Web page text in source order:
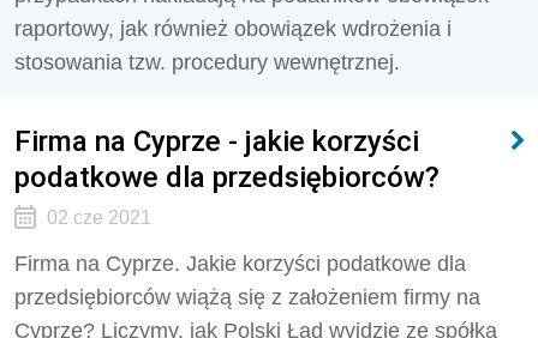
raportowy, jak również obowiązek wdrożenia i
stosowania tzw. procedury wewnętrznej.
Firma na Cyprze - jakie korzyści
podatkowe dla przedsiębiorców?
02 cze 2021
Firma na Cyprze. Jakie korzyści podatkowe dla
przedsiębiorców wiążą się z założeniem firmy na
Cyprze? Liczymy, jak Polski Ład wyjdzie ze spółką